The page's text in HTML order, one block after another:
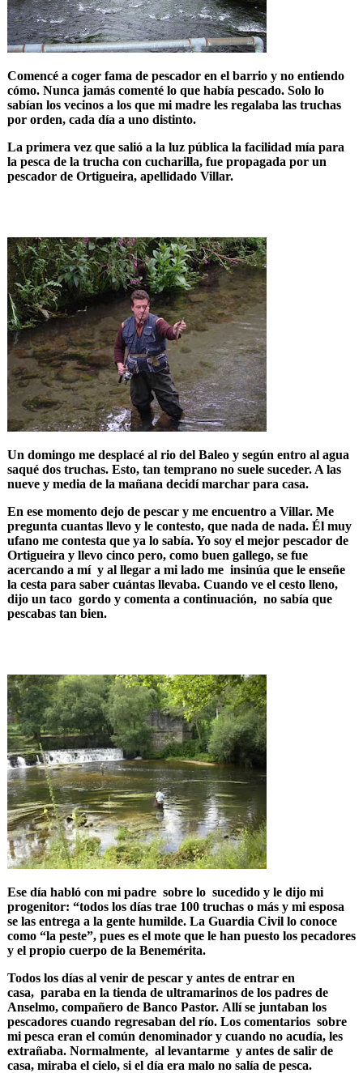
Comencé a coger fama de pescador en el barrio y no entiendo
cómo. Nunca jamás comenté lo que había pescado. Solo lo
sabían los vecinos a los que mi madre les regalaba las truchas
por orden, cada día a uno distinto.
La primera vez que salió a la luz pública la facilidad mía para
la pesca de la trucha con cucharilla, fue propagada por un
pescador de Ortigueira, apellidado Villar.
Un domingo me desplacé al rio del Baleo y según entro al agua
saqué dos truchas. Esto, tan temprano no suele suceder. A las
nueve y media de la mañana decidí marchar para casa.
En ese momento dejo de pescar y me encuentro a Villar. Me
pregunta cuantas llevo y le contesto, que nada de nada. Él muy
ufano me contesta que ya lo sabía. Yo soy el mejor pescador de
Ortigueira y llevo cinco pero, como buen gallego, se fue
acercando a mí y al llegar a mi lado me insinúa que le enseñe
la cesta para saber cuántas llevaba. Cuando ve el cesto lleno,
dijo un taco gordo y comenta a continuación, no sabía que
pescabas tan bien.
Ese día habló con mi padre sobre lo sucedido y le dijo mi
progenitor: “todos los días trae 100 truchas o más y mi esposa
se las entrega a la gente humilde. La Guardia Civil lo conoce
como “la peste”, pues es el mote que le han puesto los pecadores
y el propio cuerpo de la Benemérita.
Todos los días al venir de pescar y antes de entrar en
casa, paraba en la tienda de ultramarinos de los padres de
Anselmo, compañero de Banco Pastor. Allí se juntaban los
pescadores cuando regresaban del río. Los comentarios sobre
mi pesca eran el común denominador y cuando no acudía, les
extrañaba. Normalmente, al levantarme y antes de salir de
casa, miraba el cielo, si el día era malo no salía de pesca.